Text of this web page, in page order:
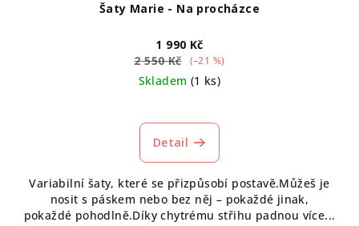
Šaty Marie - Na procházce
1 990 Kč
2 550 Kč
(–21 %)
Skladem (1 ks)
Detail
Variabilní šaty, které se přizpůsobí postavě.Můžeš je
nosit s páskem nebo bez něj – pokaždé jinak,
pokaždé pohodlně.Díky chytrému střihu padnou více...